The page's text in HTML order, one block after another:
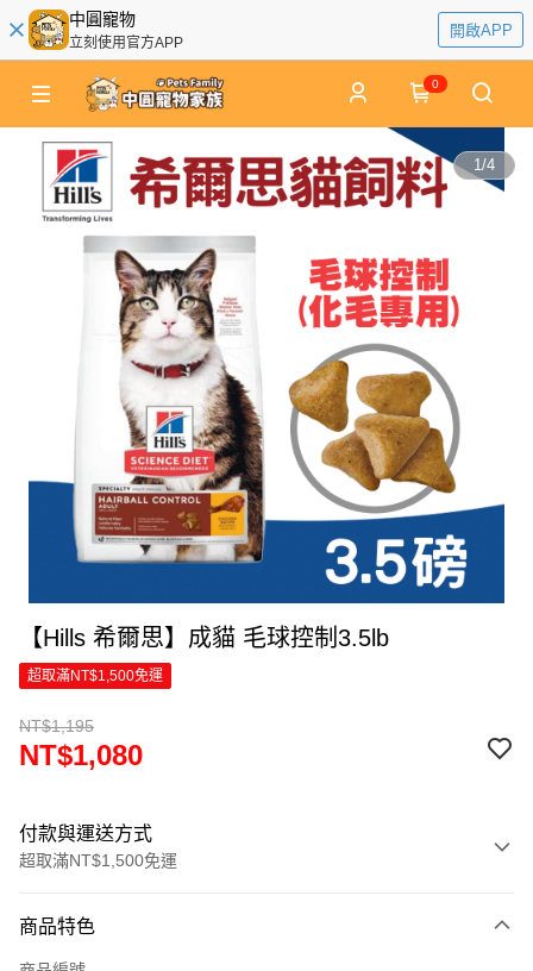
中圓寵物
立刻使用官方APP
開啟APP
0
1/4
【Hills 希爾思】成貓 毛球控制3.5lb
超取滿NT$1,500免運
NT$1,195
NT$1,080
付款與運送方式
超取滿NT$1,500免運
信用卡一次付款
商品特色